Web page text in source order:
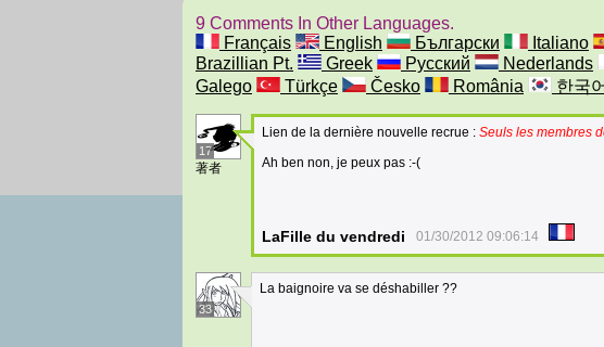
9 Comments In Other Languages.
Français
English Български Italiano
Brazillian Pt.
Greek Русский Nederlands
Galego
Türkçe Česko România 한국어
17
著者
Lien de la dernière nouvelle recrue : Seuls les membres
Ah ben non, je peux pas :-(
LaFille du vendredi 01/30/2012 09:06:14
33
La baignoire va se déshabiller ??